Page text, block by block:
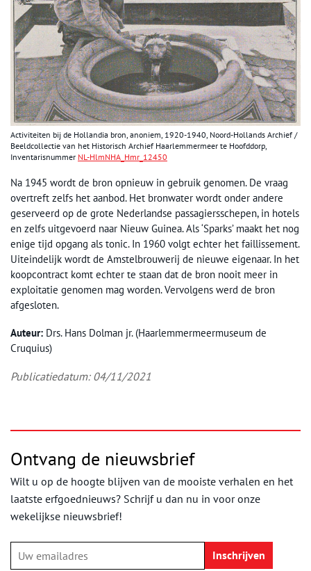
Activiteiten bij de Hollandia bron, anoniem, 1920-1940, Noord-Hollands Archief /
Beeldcollectie van het Historisch Archief Haarlemmermeer te Hoofddorp,
Inventarisnummer NL-HlmNHA_Hmr_12450
Na 1945 wordt de bron opnieuw in gebruik genomen. De vraag
overtreft zelfs het aanbod. Het bronwater wordt onder andere
geserveerd op de grote Nederlandse passagiersschepen, in hotels
en zelfs uitgevoerd naar Nieuw Guinea. Als ‘Sparks’ maakt het nog
enige tijd opgang als tonic. In 1960 volgt echter het faillissement.
Uiteindelijk wordt de Amstelbrouwerij de nieuwe eigenaar. In het
koopcontract komt echter te staan dat de bron nooit meer in
exploitatie genomen mag worden. Vervolgens werd de bron
afgesloten.
Auteur: Drs. Hans Dolman jr. (Haarlemmermeermuseum de
Cruquius)
Publicatiedatum: 04/11/2021
Ontvang de nieuwsbrief
Wilt u op de hoogte blijven van de mooiste verhalen en het
laatste erfgoednieuws? Schrijf u dan nu in voor onze
wekelijkse nieuwsbrief!